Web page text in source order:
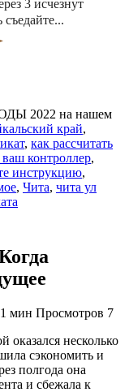
3 исчезнут
2022 на нашем
край,
, как рассчитать
контроллер,
инструкцию,
, Чита, чита ул
мин Просмотров 7
оказался несколько
сэкономить и
полгода она
и сбежала к